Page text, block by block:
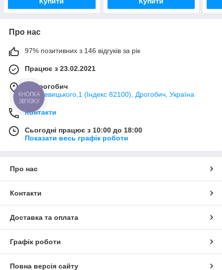
Про нас
97% позитивних з 146 відгуків за рік
Працює з 23.02.2021
м. Дрогобич
вул. Левицького,1 (Індекс 82100), Дрогобич, Україна
Контакти
Сьогодні працює з 10:00 до 18:00
Показати весь графік роботи
Про нас
Контакти
Доставка та оплата
Графік роботи
Повна версія сайту
КНОПКА
ЗВ'ЯЗКУ